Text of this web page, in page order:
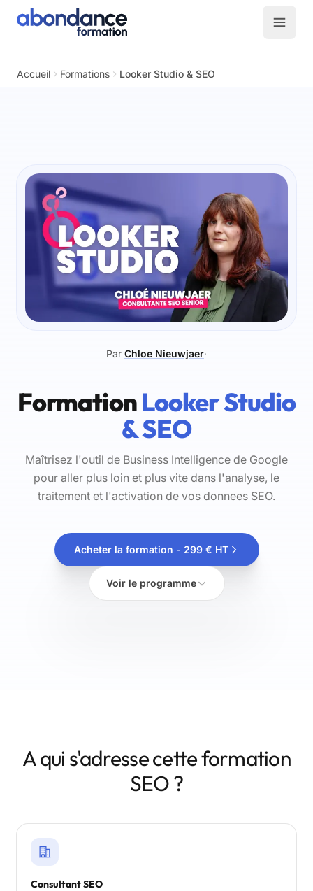
Accueil Formations Looker Studio & SEO
Problème Votre
Par Chloe Nieuwjaer·
FormationLooker Studio
& SEO
Maîtrisez l'outil de Business Intelligence de Google
pour aller plus loin et plus vite dans l'analyse, le
traitement et l'activation de vos donnees SEO.
Acheter la formation - 299 € HT
Voir le programme
A qui s'adresse cette formation
SEO ?
Consultant SEO